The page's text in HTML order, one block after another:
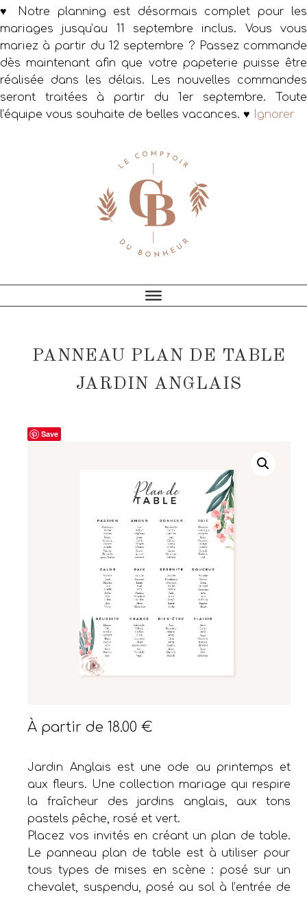
♥ Notre planning est désormais complet pour les
mariages jusqu’au 11 septembre inclus. Vous vous
mariez à partir du 12 septembre ? Passez commande
dès maintenant afin que votre papeterie puisse être
réalisée dans les délais. Les nouvelles commandes
seront traitées à partir du 1er septembre. Toute
l’équipe vous souhaite de belles vacances. ♥
Ignorer
PANNEAU PLAN DE TABLE
JARDIN ANGLAIS
Save
À partir de18.00€
Jardin Anglais est une ode au printemps et
aux fleurs. Une collection mariage qui respire
la fraîcheur des jardins anglais, aux tons
pastels pêche, rosé et vert.
Placez vos invités en créant un plan de table.
Le panneau plan de table est à utiliser pour
tous types de mises en scène : posé sur un
chevalet, suspendu, posé au sol à l’entrée de